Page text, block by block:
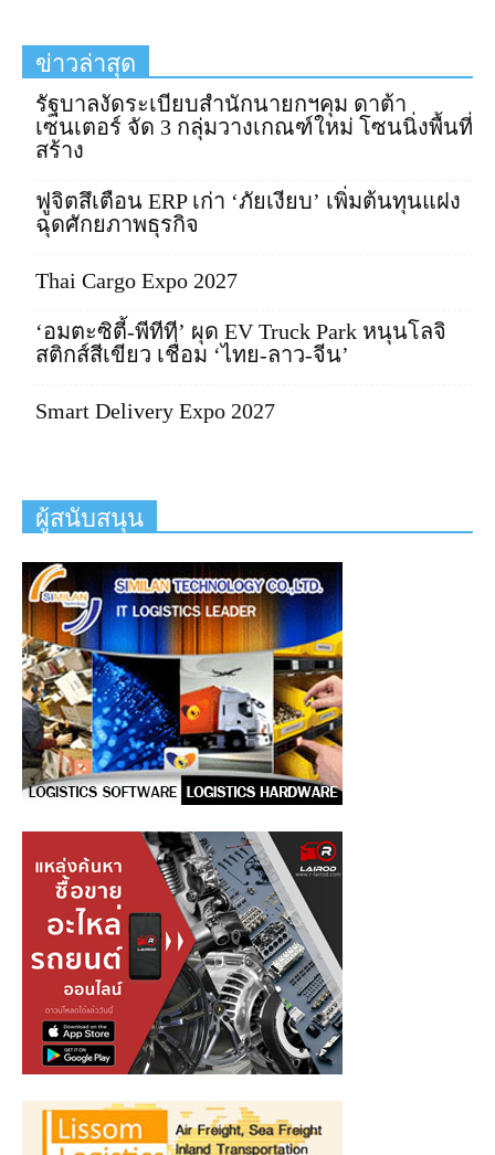
ข่าวล่าสุด
รัฐบาลงัดระเบียบสำนักนายกฯคุม ดาต้า
เซนเตอร์ จัด 3 กลุ่มวางเกณฑ์ใหม่ โซนนิ่งพื้นที่
สร้าง
ฟูจิตสึเตือน ERP เก่า ‘ภัยเงียบ’ เพิ่มต้นทุนแฝง
ฉุดศักยภาพธุรกิจ
Thai Cargo Expo 2027
‘อมตะซิตี้-พีทีที’ ผุด EV Truck Park หนุนโลจิ
สติกส์สีเขียว เชื่อม ‘ไทย-ลาว-จีน’
Smart Delivery Expo 2027
ผู้สนับสนุน